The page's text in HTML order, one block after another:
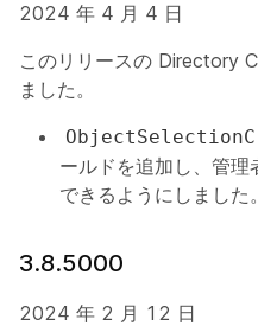
2024 年 4 月 4 日
このリリースの Directory
ました。
ールドを追加し、管
できるようにしました。
3.8.5000
2024 年 2 月 12 日